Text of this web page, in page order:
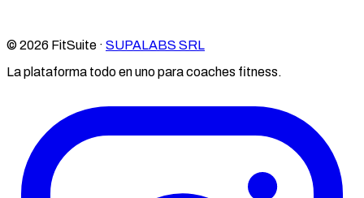
© 2026 FitSuite · SUPALABS SRL
La plataforma todo en uno para coaches fitness.